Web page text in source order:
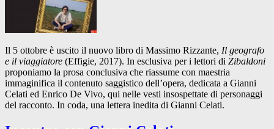
Il 5 ottobre è uscito il nuovo libro di Massimo Rizzante, Il geografo
e il viaggiatore (Effigie, 2017). In esclusiva per i lettori di Zibaldoni
proponiamo la prosa conclusiva che riassume con maestria
immaginifica il contenuto saggistico dell’opera, dedicata a Gianni
Celati ed Enrico De Vivo, qui nelle vesti insospettate di personaggi
del racconto. In coda, una lettera inedita di Gianni Celati.